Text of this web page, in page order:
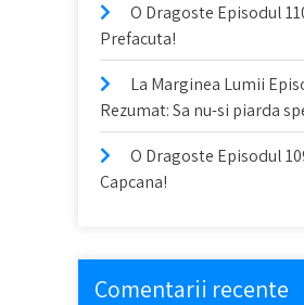
O Dragoste Episodul
Prefacuta!
La Marginea Lumii
Rezumat: Sa nu-si piarda
O Dragoste Episodul
Capcana!
Comentarii recente